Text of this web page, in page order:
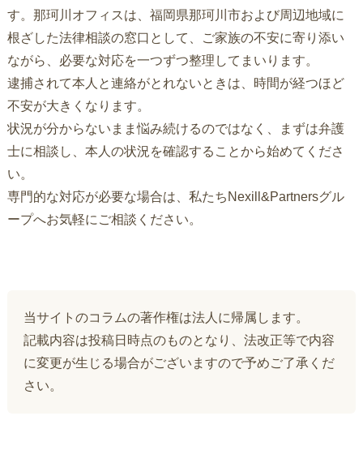
す。那珂川オフィスは、福岡県那珂川市および周辺地域に
根ざした法律相談の窓口として、ご家族の不安に寄り添い
ながら、必要な対応を一つずつ整理してまいります。
逮捕されて本人と連絡がとれないときは、時間が経つほど
不安が大きくなります。
状況が分からないまま悩み続けるのではなく、まずは弁護
士に相談し、本人の状況を確認することから始めてくださ
い。
専門的な対応が必要な場合は、私たちNexill&Partnersグル
ープへお気軽にご相談ください。
当サイトのコラムの著作権は法人に帰属します。
記載内容は投稿日時点のものとなり、法改正等で内容
に変更が生じる場合がございますので予めご了承くだ
さい。